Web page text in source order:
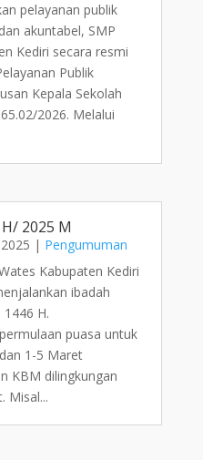
pelayanan publik
akuntabel, SMP
Kediri secara resmi
Publik
Kepala Sekolah
2026. Melalui
2025 M
| Pengumuman
Kabupaten Kediri
ibadah
H.
puasa untuk
1-5 Maret
KBM dilingkungan
Misal...